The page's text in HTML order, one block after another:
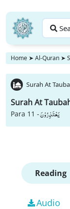
Home ➤ Al-Quran ➤
Surah At
Surah At
Para 11 -یَعْتَذِرُوْنَ
Reading
Audio